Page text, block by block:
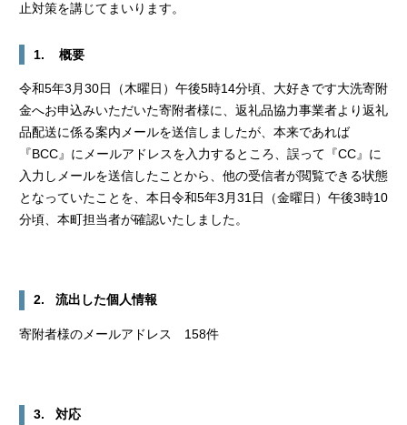
止対策を講じてまいります。
1. 概要
令和5年3月30日（木曜日）午後5時14分頃、大好きです大洗寄附
金へお申込みいただいた寄附者様に、返礼品協力事業者より返礼
品配送に係る案内メールを送信しましたが、本来であれば
『BCC』にメールアドレスを入力するところ、誤って『CC』に
入力しメールを送信したことから、他の受信者が閲覧できる状態
となっていたことを、本日令和5年3月31日（金曜日）午後3時10
分頃、本町担当者が確認いたしました。
2. 流出した個人情報
寄附者様のメールアドレス 158件
3. 対応